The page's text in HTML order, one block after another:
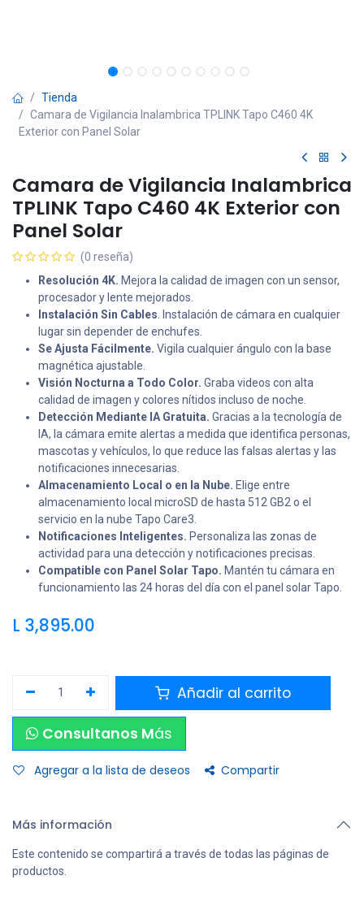
Tienda
Camara de Vigilancia Inalambrica TPLINK Tapo C460 4K
Exterior con Panel Solar
Camara de Vigilancia Inalambrica
TPLINK Tapo C460 4K Exterior con
Panel Solar
(0 reseña)
Resolución 4K. Mejora la calidad de imagen con un sensor,
procesador y lente mejorados.
Instalación Sin Cables . Instalación de cámara en cualquier
lugar sin depender de enchufes.
Se Ajusta Fácilmente. Vigila cualquier ángulo con la base
magnética ajustable.
Visión Nocturna a Todo Color. Graba videos con alta
calidad de imagen y colores nítidos incluso de noche.
Detección Mediante IA Gratuita. Gracias a la tecnología de
IA, la cámara emite alertas a medida que identifica personas,
mascotas y vehículos, lo que reduce las falsas alertas y las
notificaciones innecesarias.
Almacenamiento Local o en la Nube. Elige entre
almacenamiento local microSD de hasta 512 GB2 o el
servicio en la nube Tapo Care3.
Notificaciones Inteligentes. Personaliza las zonas de
actividad para una detección y notificaciones precisas.
Compatible con Panel Solar Tapo. Mantén tu cámara en
funcionamiento las 24 horas del día con el panel solar Tapo.
L 3,895.00
Añadir al carrito
Consultanos Más
Agregar a la lista de deseos Compartir
Más información
Este contenido se compartirá a través de todas las páginas de
productos.